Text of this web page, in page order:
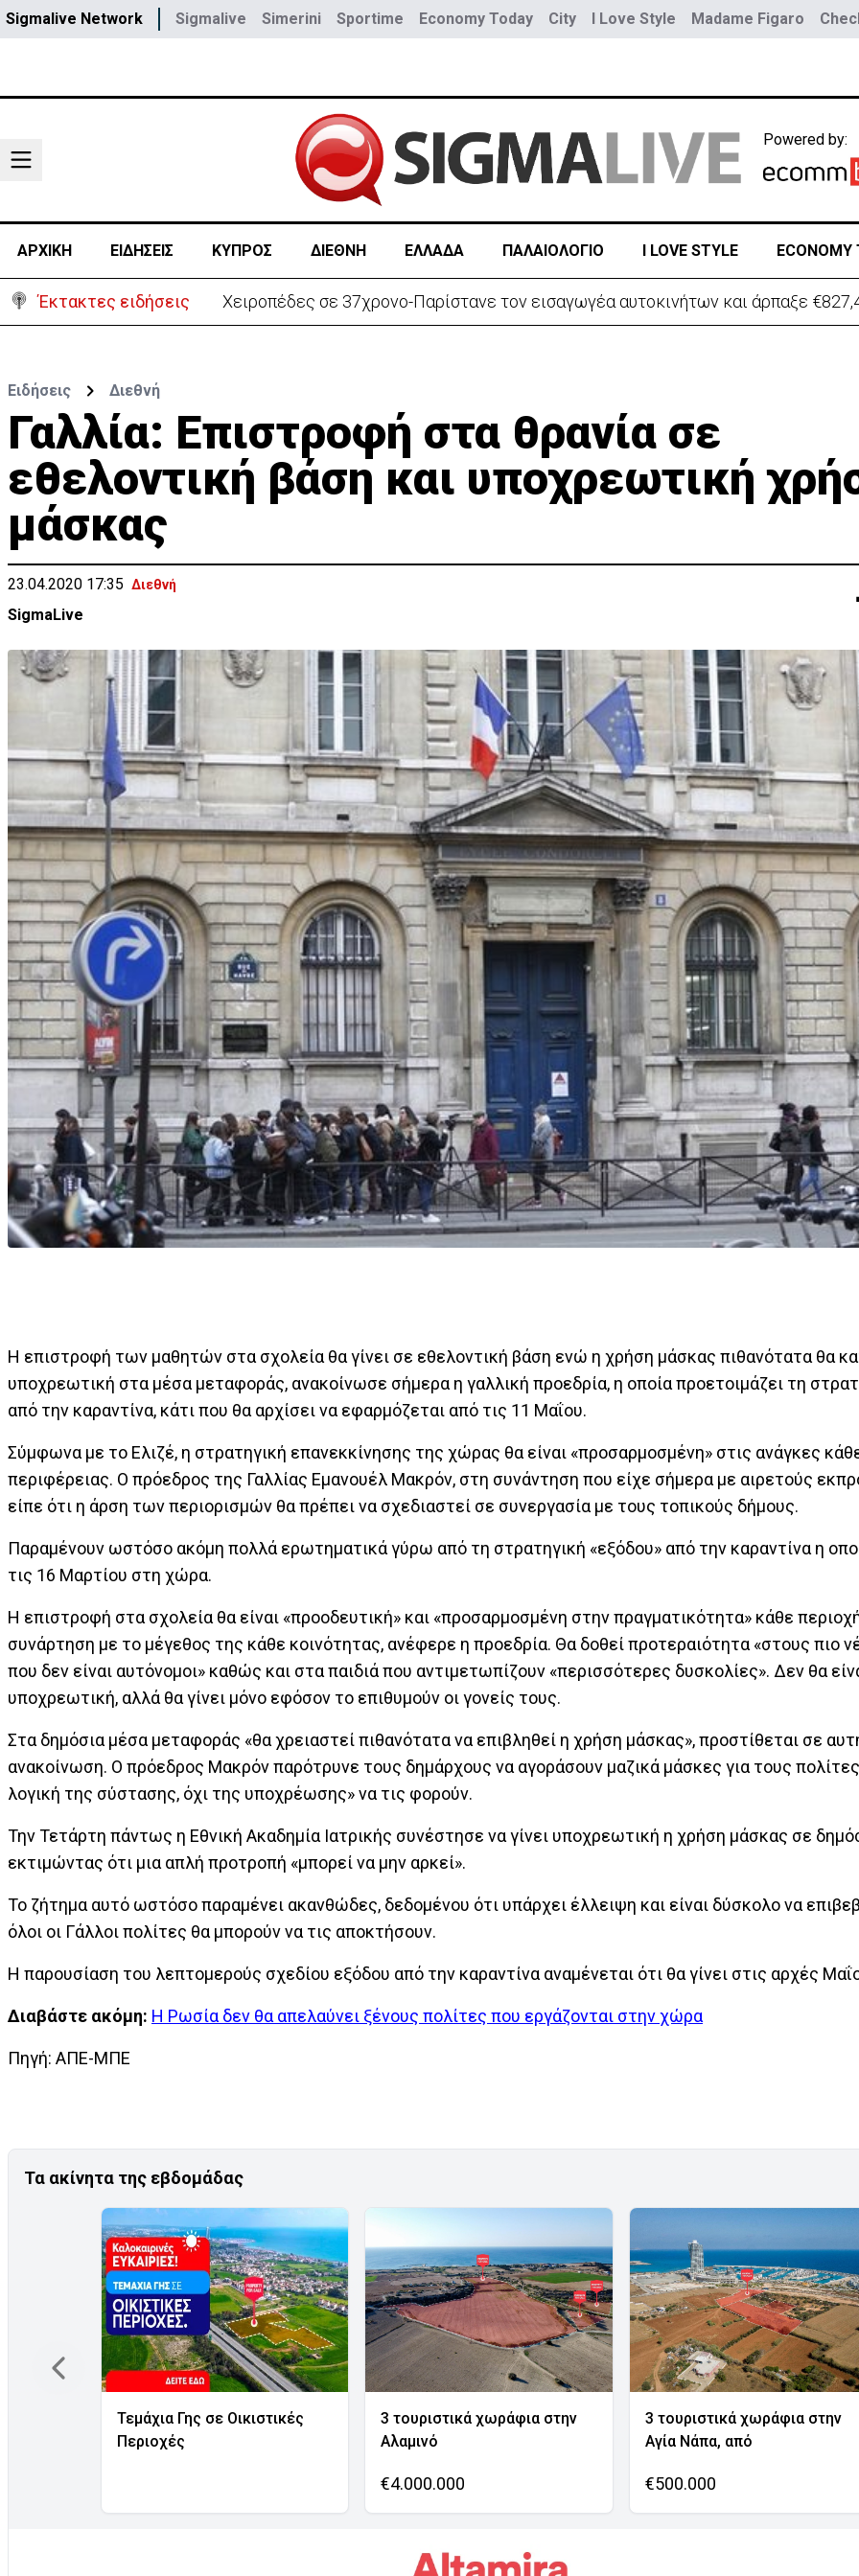
Sigmalive Network Sigmalive Simerini Sportime Economy Today City I Love Style Madame Figaro
Powered by:
ΑΡΧΙΚΗ ΕΙΔΗΣΕΙΣ ΚΥΠΡΟΣ ΔΙΕΘΝΗ ΕΛΛΑΔΑ ΠΑΛΑΙΟΛΟΓΙΟ I LOVE STYLE ECONOMY
Έκτακτες ειδήσεις Χειροπέδες σε 37χρονο-Παρίστανε τον εισαγωγέα αυτοκινήτων και άρπαξε
Ειδήσεις Διεθνή
Γαλλία: Επιστροφή στα θρανία σε
εθελοντική βάση και υποχρεωτική
μάσκας
23.04.2020 17:35 Διεθνή
SigmaLive
Η επιστροφή των μαθητών στα σχολεία θα γίνει σε εθελοντική βάση ενώ η χρήση μάσκας πιθανότατα θα
υποχρεωτική στα μέσα μεταφοράς, ανακοίνωσε σήμερα η γαλλική προεδρία, η οποία προετοιμάζει τη
από την καραντίνα, κάτι που θα αρχίσει να εφαρμόζεται από τις 11 Μαΐου.
Σύμφωνα με το Ελιζέ, η στρατηγική επανεκκίνησης της χώρας θα είναι «προσαρμοσμένη» στις ανάγκες
περιφέρειας. Ο πρόεδρος της Γαλλίας Εμανουέλ Μακρόν, στη συνάντηση που είχε σήμερα με αιρετούς
είπε ότι η άρση των περιορισμών θα πρέπει να σχεδιαστεί σε συνεργασία με τους τοπικούς δήμους.
Παραμένουν ωστόσο ακόμη πολλά ερωτηματικά γύρω από τη στρατηγική «εξόδου» από την καραντίνα η
τις 16 Μαρτίου στη χώρα.
Η επιστροφή στα σχολεία θα είναι «προοδευτική» και «προσαρμοσμένη στην πραγματικότητα» κάθε
συνάρτηση με το μέγεθος της κάθε κοινότητας, ανέφερε η προεδρία. Θα δοθεί προτεραιότητα «στους πιο
που δεν είναι αυτόνομοι» καθώς και στα παιδιά που αντιμετωπίζουν «περισσότερες δυσκολίες». Δεν θα
υποχρεωτική, αλλά θα γίνει μόνο εφόσον το επιθυμούν οι γονείς τους.
Στα δημόσια μέσα μεταφοράς «θα χρειαστεί πιθανότατα να επιβληθεί η χρήση μάσκας», προστίθεται σε
ανακοίνωση. Ο πρόεδρος Μακρόν παρότρυνε τους δημάρχους να αγοράσουν μαζικά μάσκες για τους
λογική της σύστασης, όχι της υποχρέωσης» να τις φορούν.
Την Τετάρτη πάντως η Εθνική Ακαδημία Ιατρικής συνέστησε να γίνει υποχρεωτική η χρήση μάσκας σε
εκτιμώντας ότι μια απλή προτροπή «μπορεί να μην αρκεί».
Το ζήτημα αυτό ωστόσο παραμένει ακανθώδες, δεδομένου ότι υπάρχει έλλειψη και είναι δύσκολο να
όλοι οι Γάλλοι πολίτες θα μπορούν να τις αποκτήσουν.
Η παρουσίαση του λεπτομερούς σχεδίου εξόδου από την καραντίνα αναμένεται ότι θα γίνει στις αρχές
Διαβάστε ακόμη: Η Ρωσία δεν θα απελαύνει ξένους πολίτες που εργάζονται στην χώρα
Πηγή: ΑΠΕ-ΜΠΕ
Τα ακίνητα της εβδομάδας
Τεμάχια Γης σε Οικιστικές
Περιοχές
3 τουριστικά χωράφια στην
Αλαμινό
€4.000.000
3 τουριστικά χωράφια στην
Αγία Νάπα, από
€500.000